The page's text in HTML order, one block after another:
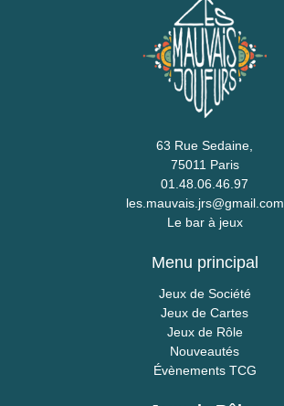
63 Rue Sedaine,
75011 Paris
01.48.06.46.97
les.mauvais.jrs@gmail.com
Le bar à jeux
Menu principal
Jeux de Société
Jeux de Cartes
Jeux de Rôle
Nouveautés
Évènements TCG